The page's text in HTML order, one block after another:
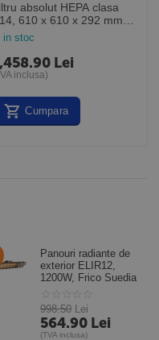
absolut HEPA clasa
610 x 610 x 292 mm,
General
Italia
in stoc
Lei
inclusa)
Cumpara
Panouri radiante de
exterior ELIR12,
1200W, Frico Suedia
998.50 Lei
564.90 Lei
(TVA inclusa)